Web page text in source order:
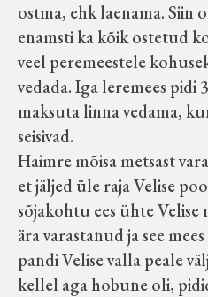
ostma, ehk laenama. Siin
enamsti ka kõik ostetud
veel peremeestele
vedada. Iga leremees pidi
maksuta linna vedama,
seisivad.
Haimre mõisa metsast
et jäljed üle raja Velise
sõjakohtu ees ühte Velise
ära varastanud ja see
pandi Velise valla peale
kellel aga hobune oli,